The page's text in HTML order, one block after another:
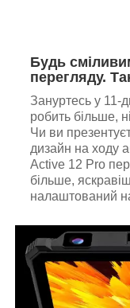
Будь
перегляду.
Зануртесь у 11-
робить більше,
Чи ви
дизайн на ходу
Active 12 Pro
більше,
налаштований